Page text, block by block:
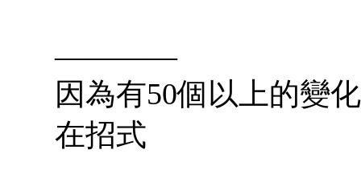
————
因為有50個以上的變
在招式